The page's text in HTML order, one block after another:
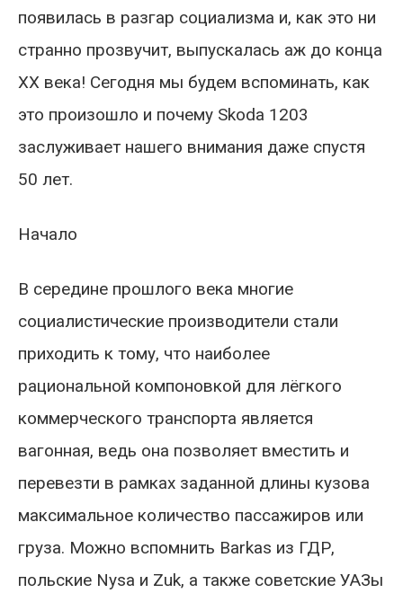
появилась в разгар социализма и, как это ни
странно прозвучит, выпускалась аж до конца
ХХ века! Сегодня мы будем вспоминать, как
это произошло и почему Skoda 1203
заслуживает нашего внимания даже спустя
50 лет.
Начало
В середине прошлого века многие
социалистические производители стали
приходить к тому, что наиболее
рациональной компоновкой для лёгкого
коммерческого транспорта является
вагонная, ведь она позволяет вместить и
перевезти в рамках заданной длины кузова
максимальное количество пассажиров или
груза. Можно вспомнить Barkas из ГДР,
польские Nysa и Zuk, а также советские УАЗы